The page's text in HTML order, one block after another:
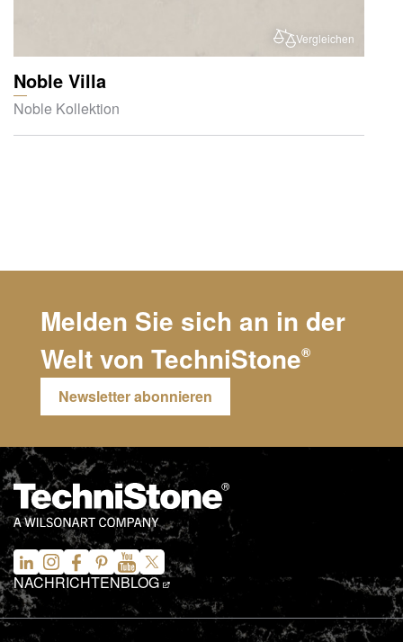
Vergleichen
Noble Villa
Noble Kollektion
Melden Sie sich an in der
Welt von TechniStone®
Newsletter abonnieren
NACHRICHTENBLOG